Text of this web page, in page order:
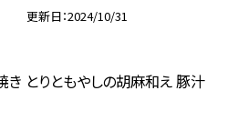
更新日 2024/10/31
とりともやしの胡麻和え 豚汁